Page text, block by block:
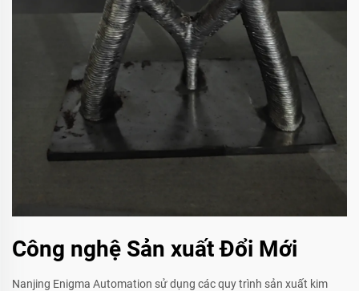
Công nghệ Sản xuất Đổi Mới
Nanjing Enigma Automation sử dụng các quy trình sản xuất kim